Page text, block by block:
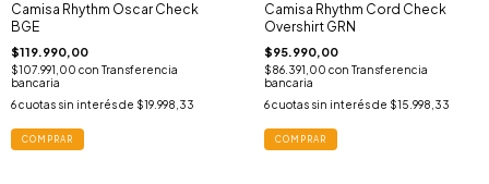
Camisa Rhythm Oscar Check
BGE
$119.990,00
$107.991,00 con Transferencia
bancaria
6cuotas sin interés de $19.998,33
COMPRAR
Camisa Rhythm Cord Check
Overshirt GRN
$95.990,00
$86.391,00 con Transferencia
bancaria
6 cuotas sin interés de $15.998,33
COMPRAR